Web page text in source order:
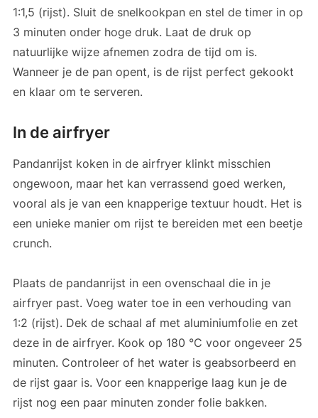
1:1,5 (rijst). Sluit de snelkookpan en stel de timer in op
3 minuten onder hoge druk. Laat de druk op
natuurlijke wijze afnemen zodra de tijd om is.
Wanneer je de pan opent, is de rijst perfect gekookt
en klaar om te serveren.
In de airfryer
Pandanrijst koken in de airfryer klinkt misschien
ongewoon, maar het kan verrassend goed werken,
vooral als je van een knapperige textuur houdt. Het is
een unieke manier om rijst te bereiden met een beetje
crunch.
Plaats de pandanrijst in een ovenschaal die in je
airfryer past. Voeg water toe in een verhouding van
1:2 (rijst). Dek de schaal af met aluminiumfolie en zet
deze in de airfryer. Kook op 180 °C voor ongeveer 25
minuten. Controleer of het water is geabsorbeerd en
de rijst gaar is. Voor een knapperige laag kun je de
rijst nog een paar minuten zonder folie bakken.